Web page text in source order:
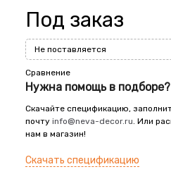
Под заказ
Не поставляется
Сравнение
Нужна помощь в подборе?
Скачайте спецификацию,
почту info@neva-decor.ru . Или
нам в магазин!
Скачать спецификацию